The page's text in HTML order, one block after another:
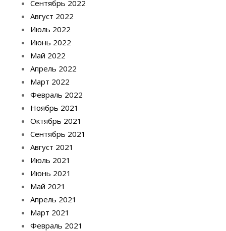
Сентябрь 2022
Август 2022
Июль 2022
Июнь 2022
Май 2022
Апрель 2022
Март 2022
Февраль 2022
Ноябрь 2021
Октябрь 2021
Сентябрь 2021
Август 2021
Июль 2021
Июнь 2021
Май 2021
Апрель 2021
Март 2021
Февраль 2021